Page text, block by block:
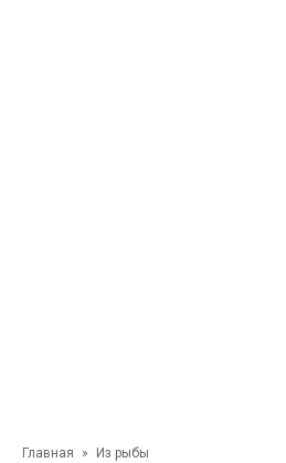
Главная » Из рыбы